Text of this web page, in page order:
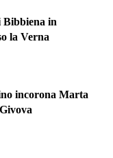
in
la Verna
incorona Marta